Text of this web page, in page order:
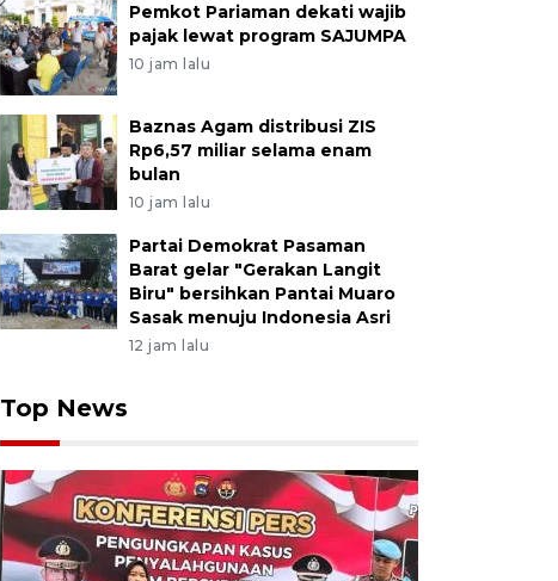
Pemkot Pariaman dekati wajib
pajak lewat program SAJUMPA
10 jam lalu
Baznas Agam distribusi ZIS
Rp6,57 miliar selama enam
bulan
10 jam lalu
Partai Demokrat Pasaman
Barat gelar "Gerakan Langit
Biru" bersihkan Pantai Muaro
Sasak menuju Indonesia Asri
12 jam lalu
Top News